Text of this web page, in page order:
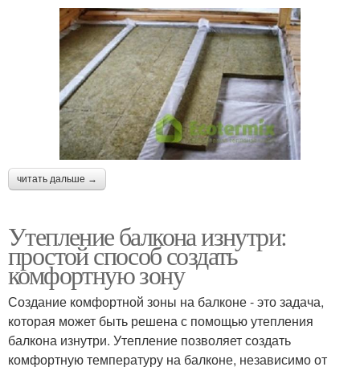
читать дальше →
Утепление балкона изнутри:
простой способ создать
комфортную зону
Создание комфортной зоны на балконе - это задача,
которая может быть решена с помощью утепления
балкона изнутри. Утепление позволяет создать
комфортную температуру на балконе, независимо от